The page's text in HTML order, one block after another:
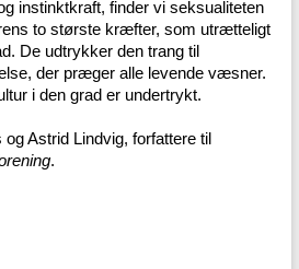
instinktkraft, finder vi seksualiteten
to største kræfter, som utrætteligt
De udtrykker den trang til
der præger alle levende væsner.
i den grad er undertrykt.
Astrid Lindvig, forfattere til
.